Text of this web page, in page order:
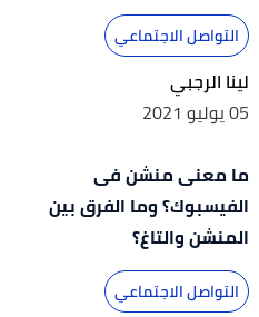
التواصل الاجتماعي
لينا الرجبي
05 يوليو 2021
ما معنى منشن فى
الفيسبوك؟ وما الفرق بين
المنشن والتاغ؟
التواصل الاجتماعي